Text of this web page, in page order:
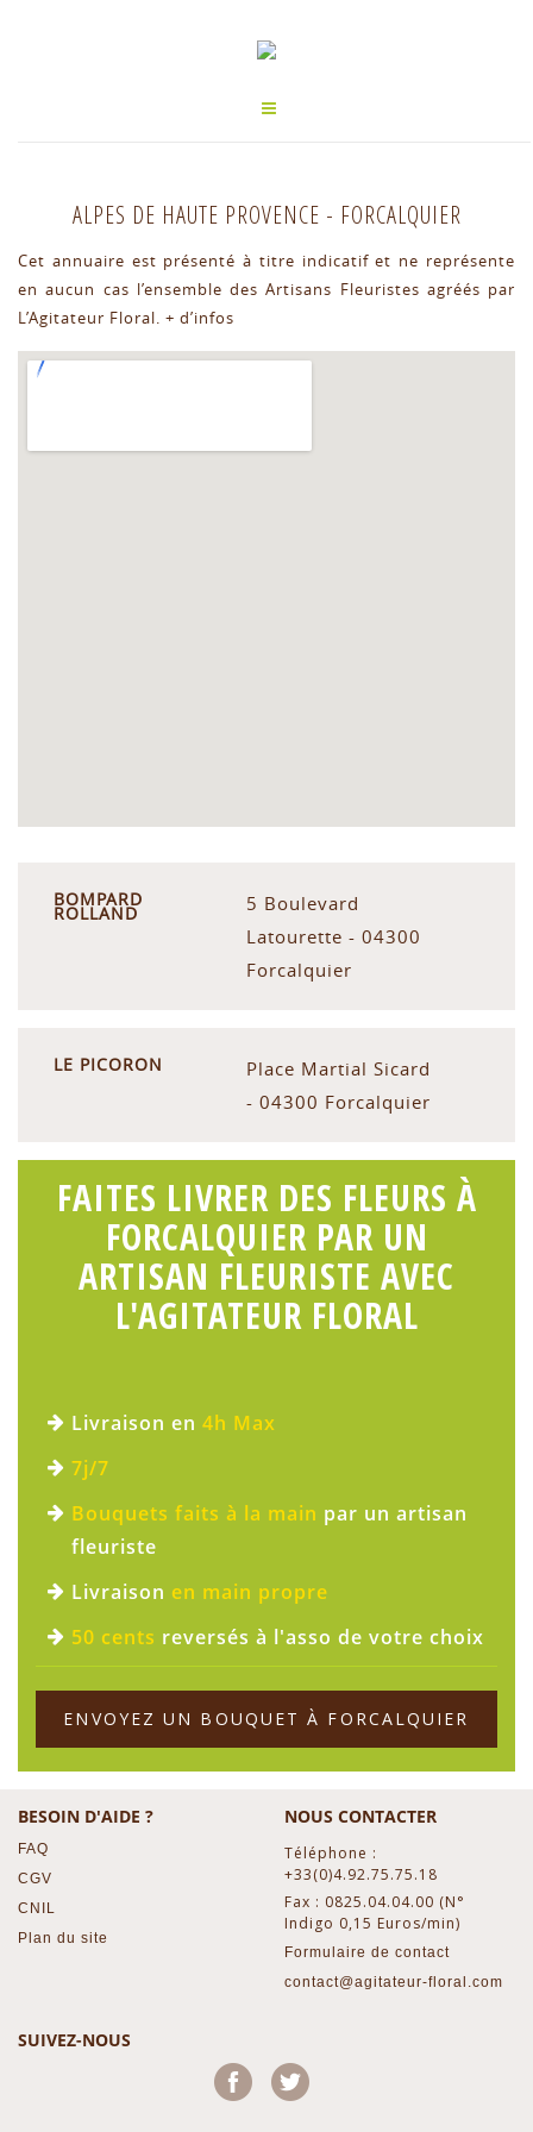
ALPES DE HAUTE PROVENCE - FORCALQUIER
Cet annuaire est présenté à titre indicatif et ne représente
en aucun cas l’ensemble des Artisans Fleuristes agréés par
L’Agitateur Floral. + d’infos
BOMPARD
ROLLAND
5 Boulevard
Latourette - 04300
Forcalquier
LE PICORON
Place Martial Sicard
- 04300 Forcalquier
FAITES LIVRER DES FLEURS À
FORCALQUIER PAR UN
ARTISAN FLEURISTE AVEC
L'AGITATEUR FLORAL
Livraison en 4h Max
7j/7
Bouquets faits à la main par un artisan
fleuriste
Livraison en main propre
50 cents reversés à l'asso de votre choix
ENVOYEZ UN BOUQUET À FORCALQUIER
BESOIN D'AIDE ?
FAQ
CGV
CNIL
Plan du site
NOUS CONTACTER
Téléphone :
+33(0)4.92.75.75.18
Fax : 0825.04.04.00 (N°
Indigo 0,15 Euros/min)
Formulaire de contact
contact@agitateur-floral.com
SUIVEZ-NOUS
Facebook